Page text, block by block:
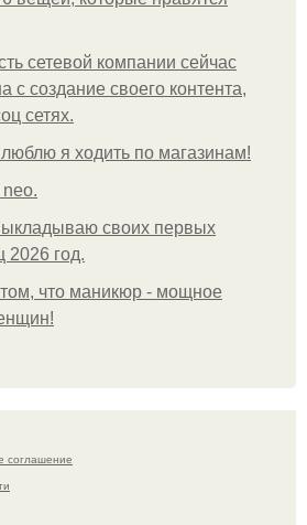
сетевой компании сейчас
с создание своего контента,
сетях.
я ходить по магазинам!
своих первых
2026 год.
что маникюр - мощное
соглашение